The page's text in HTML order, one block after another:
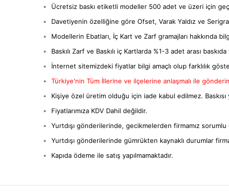
Ücretsiz baskı etiketli modeller 500 adet ve üzeri için
Davetiyenin özelliğine göre Ofset, Varak Yaldız ve
Modellerin Ebatları, İç Kart ve Zarf gramajları hakkında
Baskılı Zarf ve Baskılı iç Kartlarda %1-3 adet arası
İnternet sitemizdeki fiyatlar bilgi amaçlı olup farklılık
Türkiye'nin Tüm İllerine ve ilçelerine anlaşmalı ile gönderim
Kişiye özel üretim olduğu için iade kabul edilmez. Baskısı
Fiyatlarımıza KDV Dahil değildir.
Yurtdışı gönderilerinde, gecikmelerden firmamız sorumlu
Yurtdışı gönderilerinde gümrükten kaynaklı durumlar
Kapıda ödeme ile satış yapılmamaktadır.